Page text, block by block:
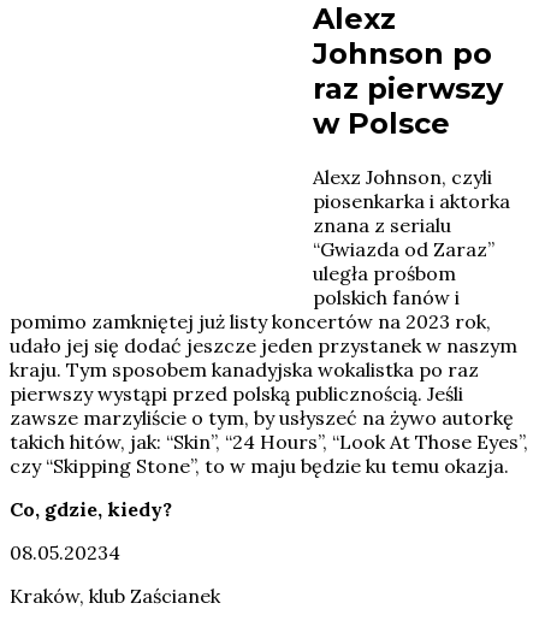
Alexz
Johnson po
raz pierwszy
w Polsce
Alexz Johnson, czyli
piosenkarka i aktorka
znana z serialu
“Gwiazda od Zaraz”
uległa prośbom
polskich fanów i
pomimo zamkniętej już listy koncertów na 2023 rok,
udało jej się dodać jeszcze jeden przystanek w naszym
kraju. Tym sposobem kanadyjska wokalistka po raz
pierwszy wystąpi przed polską publicznością. Jeśli
zawsze marzyliście o tym, by usłyszeć na żywo autorkę
takich hitów, jak: “Skin”, “24 Hours”, “Look At Those Eyes”,
czy “Skipping Stone”, to w maju będzie ku temu okazja.
Co, gdzie, kiedy?
08.05.20234
Kraków, klub Zaścianek